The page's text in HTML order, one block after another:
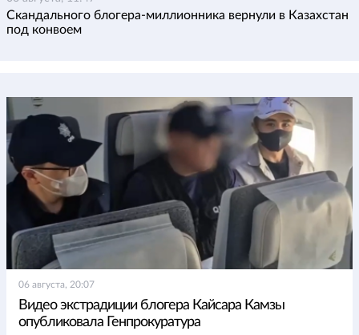
Скандального блогера-миллионника вернули в Казахстан
под конвоем
06 августа, 20:07
Видео экстрадиции блогера Кайсара Камзы
опубликовала Генпрокуратура